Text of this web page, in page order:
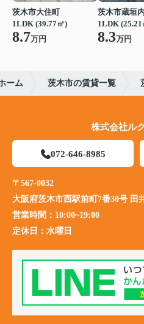
茨木市大住町
1LDK (39.77㎡)
8.7万円
茨木市蔵垣
1LDK (25.21
8.3万円
ーム 茨木市の賃貸一覧
株式会社ル
072-646-8985
〒567-0032
大阪府茨木市西駅前町7番30号 田
営業時間： 10:00~19:00
定休日： 水曜日